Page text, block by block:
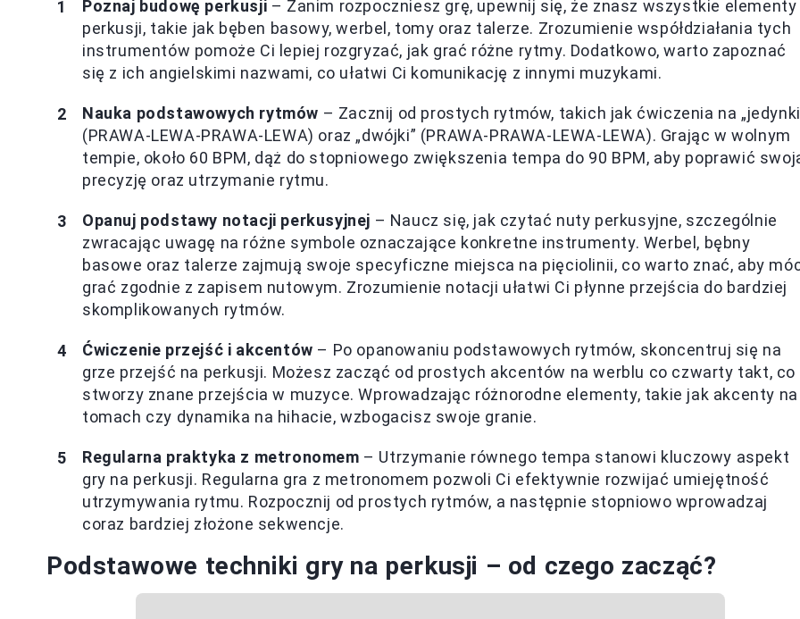
Poznaj budowę perkusji – Zanim rozpoczniesz grę, upewnij się, że znasz wszystkie elementy
perkusji, takie jak bęben basowy, werbel, tomy oraz talerze. Zrozumienie współdziałania tych
instrumentów pomoże Ci lepiej rozgryzać, jak grać różne rytmy. Dodatkowo, warto zapoznać
się z ich angielskimi nazwami, co ułatwi Ci komunikację z innymi muzykami.
Nauka podstawowych rytmów – Zacznij od prostych rytmów, takich jak ćwiczenia na
(PRAWA-LEWA-PRAWA-LEWA) oraz „dwójki” (PRAWA-PRAWA-LEWA-LEWA). Grając w wolnym
tempie, około 60 BPM, dąż do stopniowego zwiększenia tempa do 90 BPM, aby poprawić
precyzję oraz utrzymanie rytmu.
Opanuj podstawy notacji perkusyjnej – Naucz się, jak czytać nuty perkusyjne, szczególnie
zwracając uwagę na różne symbole oznaczające konkretne instrumenty. Werbel, bębny
basowe oraz talerze zajmują swoje specyficzne miejsca na pięciolinii, co warto znać, aby
grać zgodnie z zapisem nutowym. Zrozumienie notacji ułatwi Ci płynne przejścia do bardziej
skomplikowanych rytmów.
Ćwiczenie przejść i akcentów – Po opanowaniu podstawowych rytmów, skoncentruj się na
grze przejść na perkusji. Możesz zacząć od prostych akcentów na werblu co czwarty takt, co
stworzy znane przejścia w muzyce. Wprowadzając różnorodne elementy, takie jak akcenty na
tomach czy dynamika na hihacie, wzbogacisz swoje granie.
Regularna praktyka z metronomem – Utrzymanie równego tempa stanowi kluczowy aspekt
gry na perkusji. Regularna gra z metronomem pozwoli Ci efektywnie rozwijać umiejętność
utrzymywania rytmu. Rozpocznij od prostych rytmów, a następnie stopniowo wprowadzaj
coraz bardziej złożone sekwencje.
Podstawowe techniki gry na perkusji – od czego zacząć?